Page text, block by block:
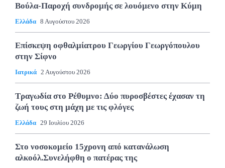
Βούλα-Παροχή συνδρομής σε λουόμενο στην Κύμη
Ελλάδα 8 Αυγούστου 2026
Επίσκεψη οφθαλμίατρου Γεωργίου Γεωργόπουλου
στην Σίφνο
Ιατρικά 2 Αυγούστου 2026
Τραγωδία στο Ρέθυμνο: Δύο πυροσβέστες έχασαν τη
ζωή τους στη μάχη με τις φλόγες
Ελλάδα 29 Ιουλίου 2026
Στο νοσοκομείο 15χρονη από κατανάλωση
αλκοόλ.Συνελήφθη ο πατέρας της